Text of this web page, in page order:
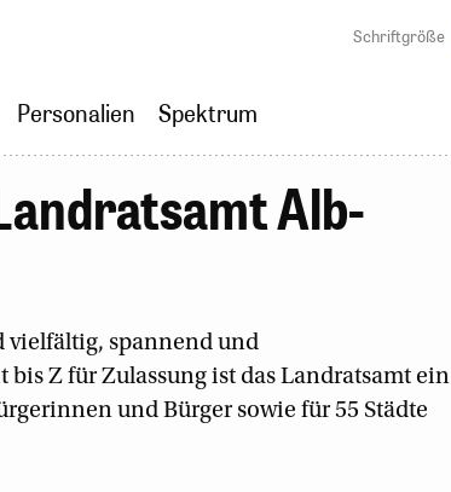
Schriftgröße
Personalien
Spektrum
Alb-
vielfältig, spannend und
Z für Zulassung ist das Landratsamt ein
und Bürger sowie für 55 Städte